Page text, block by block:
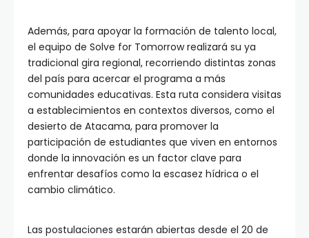
Además, para apoyar la formación de talento local,
el equipo de Solve for Tomorrow realizará su ya
tradicional gira regional, recorriendo distintas zonas
del país para acercar el programa a más
comunidades educativas. Esta ruta considera visitas
a establecimientos en contextos diversos, como el
desierto de Atacama, para promover la
participación de estudiantes que viven en entornos
donde la innovación es un factor clave para
enfrentar desafíos como la escasez hídrica o el
cambio climático.
Las postulaciones estarán abiertas desde el 20 de